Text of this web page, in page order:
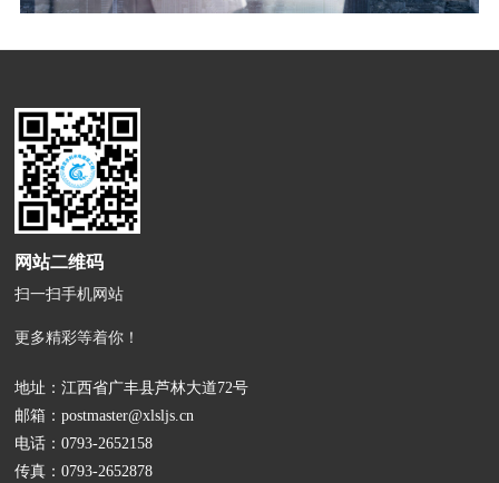
网站二维码
扫一扫手机网站
更多精彩等着你！
地址：江西省广丰县芦林大道72号
邮箱：postmaster@xlsljs.cn
电话：0793-2652158
传真：0793-2652878